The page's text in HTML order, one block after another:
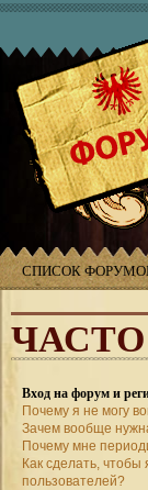
СПИСОК
ЧАСТО
Вход на форум и
Почему я не могу
Зачем вообще
Почему мне
Как сделать, чтобы
пользователей?